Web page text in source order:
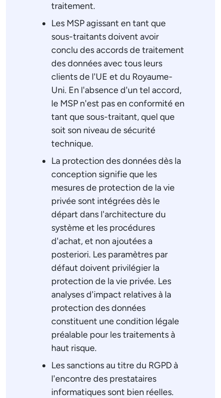
traitement.
Les MSP agissant en tant que
sous-traitants doivent avoir
conclu des accords de traitement
des données avec tous leurs
clients de l'UE et du Royaume-
Uni. En l'absence d'un tel accord,
le MSP n'est pas en conformité en
tant que sous-traitant, quel que
soit son niveau de sécurité
technique.
La protection des données dès la
conception signifie que les
mesures de protection de la vie
privée sont intégrées dès le
départ dans l'architecture du
système et les procédures
d'achat, et non ajoutées a
posteriori. Les paramètres par
défaut doivent privilégier la
protection de la vie privée. Les
analyses d'impact relatives à la
protection des données
constituent une condition légale
préalable pour les traitements à
haut risque.
Les sanctions au titre du RGPD à
l'encontre des prestataires
informatiques sont bien réelles.